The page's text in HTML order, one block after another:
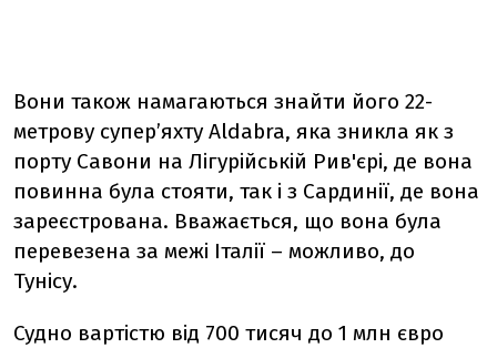
Вони також намагаються знайти його 22-
метрову супер’яхту Aldabra, яка зникла як з
порту Савони на Лігурійській Рив'єрі, де вона
повинна була стояти, так і з Сардинії, де вона
зареєстрована. Вважається, що вона була
перевезена за межі Італії – можливо, до
Тунісу.
Судно вартістю від 700 тисяч до 1 млн євро